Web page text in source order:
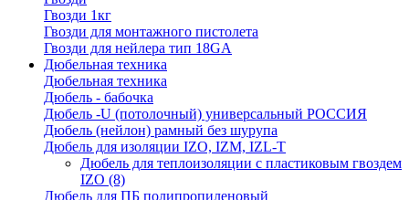
Гвозди 1кг
Гвозди для монтажного пистолета
Гвозди для нейлера тип 18GA
Дюбельная техника
Дюбельная техника
Дюбель - бабочка
Дюбель -U (потолочный) универсальный РОССИЯ
Дюбель (нейлон) рамный без шурупа
Дюбель для изоляции IZO, IZM, IZL-T
Дюбель для теплоизоляции с пластиковым гвоздем
IZO (8)
Дюбель для ПБ полипропиленовый